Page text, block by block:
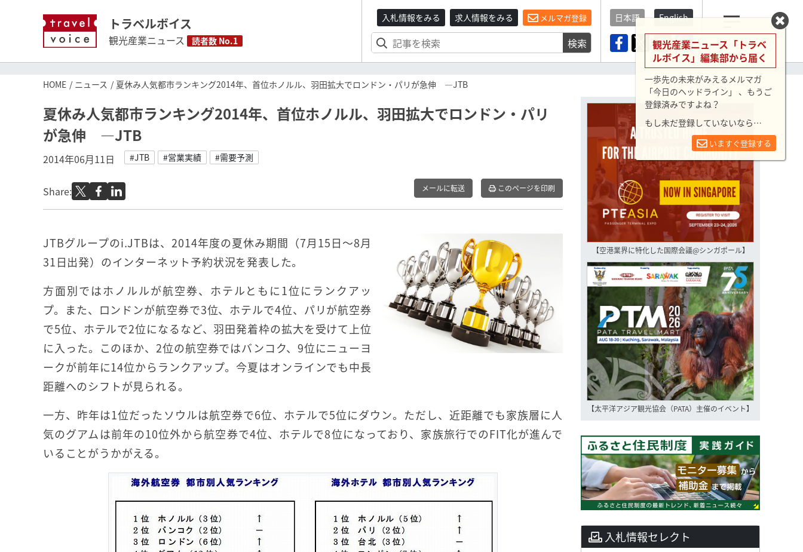
トラベルボイス
観光産業ニュース 読者数 No.1
入札情報をみる 求人情報をみる メルマガ登録
検索
日本語 English
メニュー
HOME ニュース 夏休み人気都市ランキング2014年、首位ホノルル、羽田拡大でロンドン・パリが急伸 ―JTB
夏休み人気都市ランキング2014年、首位ホノルル、羽田拡大でロンドン・パリ
が急伸 ―JTB
2014年06月11日 #JTB #営業実績 #需要予測
Share: メールに転送 このページを印刷
JTBグループのi.JTBは、2014年度の夏休み期間（7月15日～8月
31日出発）のインターネット予約状況を発表した。
方面別ではホノルルが航空券、ホテルともに1位にランクアッ
プ。また、ロンドンが航空券で3位、ホテルで4位、パリが航空券
で5位、ホテルで2位になるなど、羽田発着枠の拡大を受けて上位
に入った。このほか、2位の航空券ではバンコク、9位にニューヨ
ークが前年に14位からランクアップ。今夏はオンラインでも中長
距離へのシフトが見られる。
一方、昨年は1位だったソウルは航空券で6位、ホテルで5位にダウン。ただし、近距離でも家族層に人
気のグアムは前年の10位外から航空券で4位、ホテルで8位になっており、家族旅行でのFIT化が進んで
いることがうかがえる。
【空港業界に特化した国際会議@シンガポール】
【太平洋アジア観光協会（PATA）主催のイベント】
入札情報セレクト
観光産業ニュース「トラベ
ルボイス」編集部から届く
一歩先の未来がみえるメルマガ
「今日のヘッドライン」 、もうご
登録済みですよね？
もし未だ登録していないなら…
いますぐ登録する